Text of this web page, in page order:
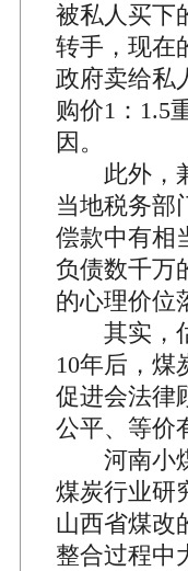
被私人买下
转手，现在
政府卖给私
购价1：1.5
因。
此外，兼
当地税务部
偿款中有相
负债数千万
的心理价位
其实，估
10年后，煤
促进会法律
公平、等价
河南小煤
煤炭行业研
山西省煤改
整合过程中